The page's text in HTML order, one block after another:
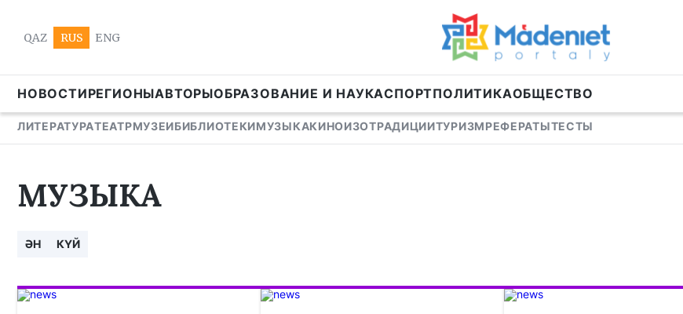
QAZ RUS ENG
НОВОСТИРЕГИОНЫАВТОРЫОБРАЗОВАНИЕ И НАУКАСПОРТПОЛИТИКАОБЩЕСТВО
ЛИТЕРАТУРАТЕАТРМУЗЕИБИБЛИОТЕКИМУЗЫКАКИНОИЗОТРАДИЦИИТУРИЗМРЕФЕРАТЫТЕСТЫ
МУЗЫКА
ӘН КҮЙ